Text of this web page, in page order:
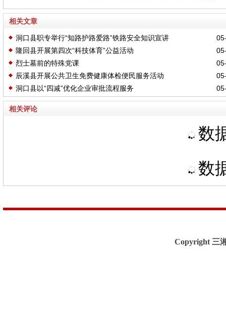
相关文章
洞口县职专举行“知路护路爱路”铁路安全知识宣讲
隆回县开展第四次“科技体育”公益活动
烈士墓前的特殊党课
辰溪县开展公共卫生免费健康体检便民服务活动
洞口县以“四减”优化企业审批流程服务
相关评论
数
数
Copyright 三